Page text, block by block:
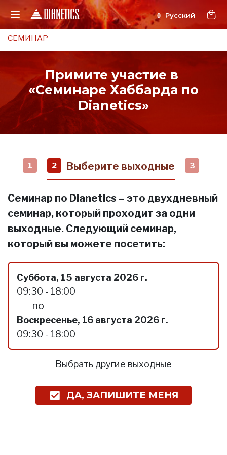
СЕМИНАР
Примите участие в
«Семинаре Хаббарда по
Dianetics»
1 2 Выберите выходные 3
Семинар по Dianetics – это двухдневный
семинар, который проходит за одни
выходные. Следующий семинар,
который вы можете посетить:
Суббота, 15 августа 2026 г.
09:30 - 18:00
по
Воскресенье, 16 августа 2026 г.
09:30 - 18:00
Выбрать другие выходные
ДА, ЗАПИШИТЕ МЕНЯ